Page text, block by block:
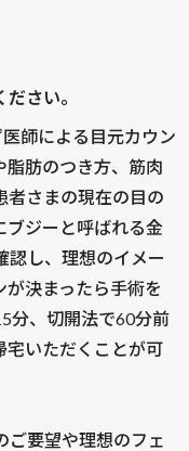
さい。
師による目元カウン
脂肪のつき方、筋肉
者さまの現在の目の
ブジーと呼ばれる金
認し、理想のイメー
決まったら手術を
分、切開法で60分前
宅いただくことが可
ご要望や理想のフェ